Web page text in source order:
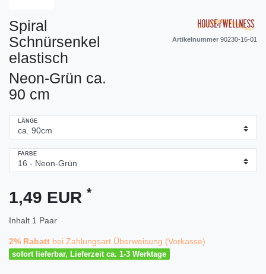
Spiral
Schnürsenkel
elastisch
Neon-Grün ca.
90 cm
Artikelnummer 90230-16-01
LÄNGE
FARBE
1,49 EUR *
Inhalt 1 Paar
2% Rabatt bei Zahlungsart Überweisung (Vorkasse)
sofort lieferbar, Lieferzeit ca. 1-3 Werktage